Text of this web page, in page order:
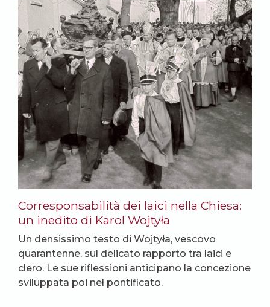
Corresponsabilità dei laici nella Chiesa:
un inedito di Karol Wojtyła
Un densissimo testo di Wojtyła, vescovo
quarantenne, sul delicato rapporto tra laici e
clero. Le sue riflessioni anticipano la concezione
sviluppata poi nel pontificato.